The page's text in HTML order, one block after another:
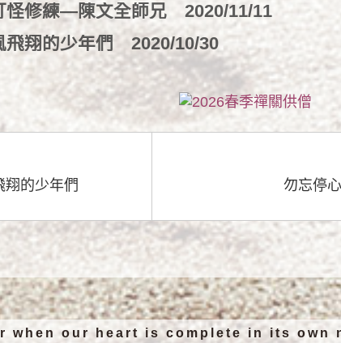
怪修練—陳文全師兄 2020/11/11
飛翔的少年們 2020/10/30
的少年們 勿忘停
when our heart is complete in its own